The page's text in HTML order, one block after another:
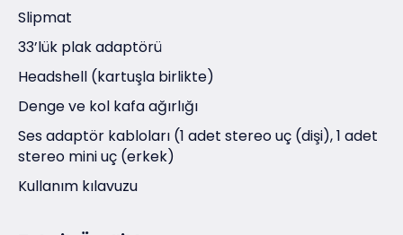
Slipmat
33’lük plak adaptörü
Headshell (kartuşla birlikte)
Denge ve kol kafa ağırlığı
Ses adaptör kabloları (1 adet stereo uç (dişi), 1 adet
stereo mini uç (erkek)
Kullanım kılavuzu